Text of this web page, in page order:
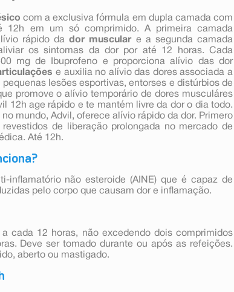
com a exclusiva fórmula em dupla camada com
12h em um só comprimido. A primeira camada
rápido dador musculare a segunda camada
os sintomas da dor por até 12 horas. Cada
mg de Ibuprofeno e proporciona alívio das dor
e auxilia no alívio das dores associada a
lesões esportivas, entorses e distúrbios de
promove o alívio temporário de dores musculáres
12h age rápido e te mantém livre da dor o dia todo.
mundo, Advil, oferece alívio rápido da dor. Primero
de liberação prolongada no mercado de
Até 12h.
inflamatório não esteroide (AINE) que é capaz de
pelo corpo que causam dor e inflamação.
a cada 12 horas, não excedendo dois comprimidos
Deve ser tomado durante ou após as refeições.
aberto ou mastigado.